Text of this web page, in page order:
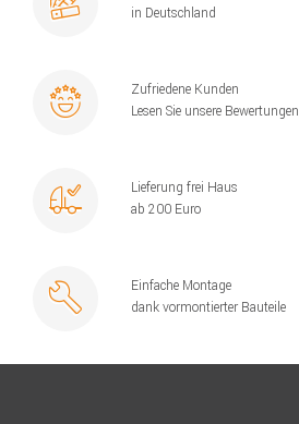
in Deutschland
Zufriedene Kunden
Lesen Sie unsere Bewertungen
Lieferung frei Haus
ab 200 Euro
Einfache Montage
dank vormontierter Bauteile